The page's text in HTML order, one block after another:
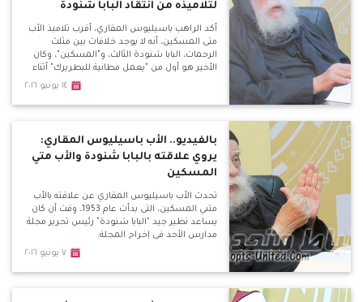
لتلاميذه من انتقاد البابا شنودة
أكد الراهب باسيليوس المقاري، أقرب تلاميذ الأب
متى المسكين، أنه لا يوجد خلافات بين مثلث
الرحمات، البابا شنودة الثالث، و"المسكين"، وكان
الأخير هو أول من "يعمل مطانية للبطريرك" أثناء
زيارته للدير، لافتًا في نفس الوقت إلى أن أتباع البابا
يجوز أبدًا حتى من بطريرك، ولكن يتم بـ"مجمع
١٤ يونيو ٢٠١٦
بالفيديو.. الأب باسيليوس المقاري:
يروي علاقته بالبابا شنودة والأب متي
المسكين
تحدث الأب باسيليوس المقاري عن علاقته بالأب
متىي المسكين، التى بدأت عام 1953، وقت أن كان
يساعد نظير جيد "البابا شنودة" رئيس تحرير مجلة
مدارس الأحد في إخراج المجلة.
٧ يونيو ٢٠١٦